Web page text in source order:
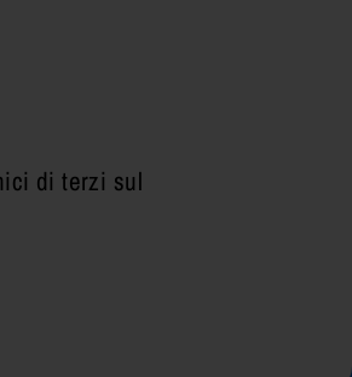
di terzi sul